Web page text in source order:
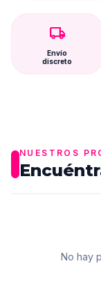
local_shipping
Envío
discreto
NUESTROS
No hay